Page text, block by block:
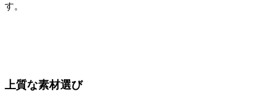
す。
上質な素材選び